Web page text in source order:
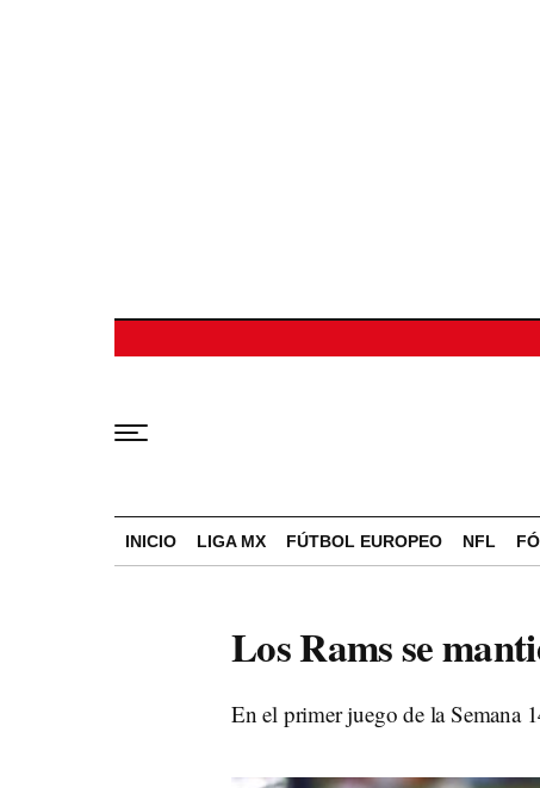
INICIO LIGA MX FÚTBOL EUROPEO NFL
Los Rams se
En el primer juego de la Semana